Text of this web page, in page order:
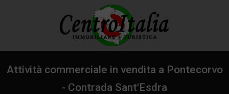
Attività commerciale in vendita a Pontecorvo
- Contrada Sant'Esdra